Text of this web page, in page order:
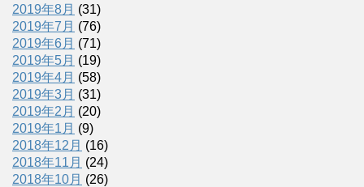
2019年8月 (31)
2019年7月 (76)
2019年6月 (71)
2019年5月 (19)
2019年4月 (58)
2019年3月 (31)
2019年2月 (20)
2019年1月 (9)
2018年12月 (16)
2018年11月 (24)
2018年10月 (26)